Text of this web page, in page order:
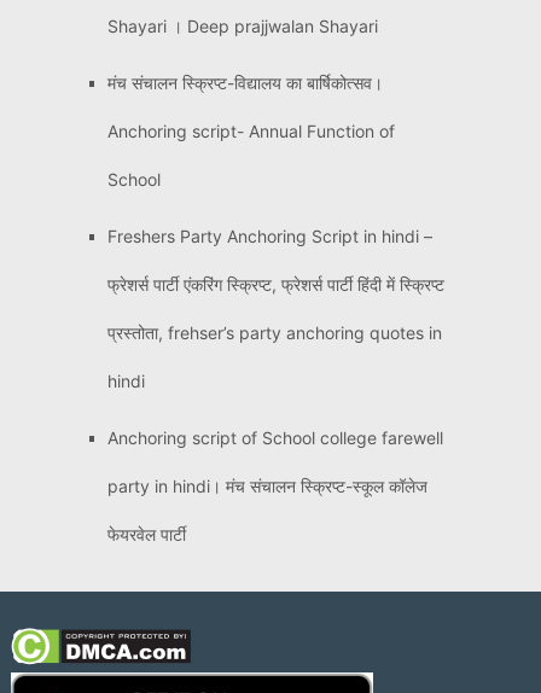
Shayari । Deep prajjwalan Shayari
मंच संचालन स्क्रिप्ट-विद्यालय का बार्षिकोत्सव।
Anchoring script- Annual Function of
School
Freshers Party Anchoring Script in hindi –
फ्रेशर्स पार्टी एंकरिंग स्क्रिप्ट, फ्रेशर्स पार्टी हिंदी में स्क्रिप्ट
प्रस्तोता, frehser’s party anchoring quotes in
hindi
Anchoring script of School college farewell
party in hindi। मंच संचालन स्क्रिप्ट-स्कूल कॉलेज
फेयरवेल पार्टी